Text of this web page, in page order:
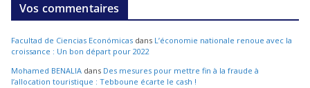
Vos commentaires
Facultad de Ciencias Económicas dans L’économie nationale renoue avec la
croissance : Un bon départ pour 2022
Mohamed BENALIA dans Des mesures pour mettre fin à la fraude à
l’allocation touristique : Tebboune écarte le cash !